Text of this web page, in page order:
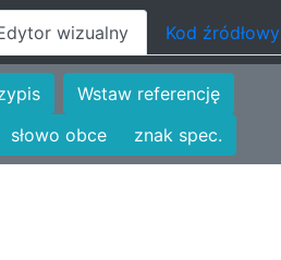
wizualny Kod źródłowy
Wstaw referencję
słowo obce znak spec.